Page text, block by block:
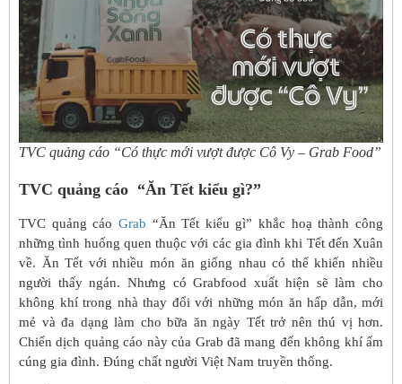
TVC quảng cáo “Có thực mới vượt được Cô Vy – Grab Food”
TVC quảng cáo “Ăn Tết kiểu gì?”
TVC quảng cáo Grab “Ăn Tết kiểu gì” khắc hoạ thành công
những tình huống quen thuộc với các gia đình khi Tết đến Xuân
về. Ăn Tết với nhiều món ăn giống nhau có thể khiến nhiều
người thấy ngán. Nhưng có Grabfood xuất hiện sẽ làm cho
không khí trong nhà thay đổi với những món ăn hấp dẫn, mới
mẻ và đa dạng làm cho bữa ăn ngày Tết trở nên thú vị hơn.
Chiến dịch quảng cáo này của Grab đã mang đến không khí ấm
cúng gia đình. Đúng chất người Việt Nam truyền thống.